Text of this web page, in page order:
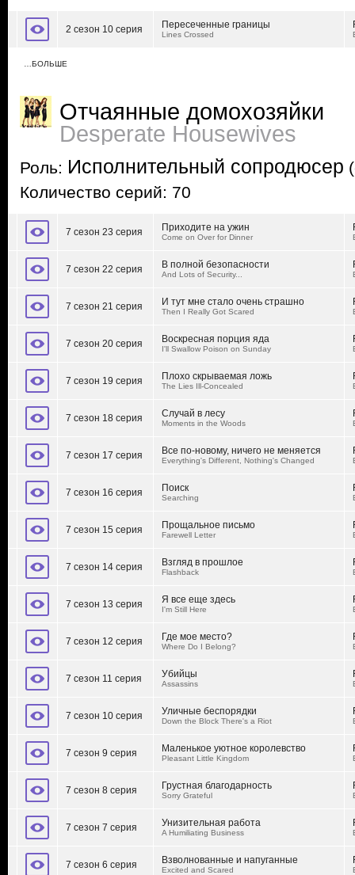
2 сезон 10 серия Пересеченные границы
Lines Crossed
…БОЛЬШЕ
Отчаянные домохозяйки
Desperate Housewives
Роль: Исполнительный сопродюсер
Количество серий: 70
7 сезон 23 серия Приходите на ужин
Come on Over for Dinner
7 сезон 22 серия В полной безопасности
And Lots of Security...
7 сезон 21 серия И тут мне стало очень страшно
Then I Really Got Scared
7 сезон 20 серия Воскресная порция яда
I'll Swallow Poison on Sunday
7 сезон 19 серия Плохо скрываемая ложь
The Lies Ill-Concealed
7 сезон 18 серия Случай в лесу
Moments in the Woods
7 сезон 17 серия Все по-новому, ничего не меняется
Everything's Different, Nothing's Changed
7 сезон 16 серия Поиск
Searching
7 сезон 15 серия Прощальное письмо
Farewell Letter
7 сезон 14 серия Взгляд в прошлое
Flashback
7 сезон 13 серия Я все еще здесь
I'm Still Here
7 сезон 12 серия Где мое место?
Where Do I Belong?
7 сезон 11 серия Убийцы
Assassins
7 сезон 10 серия Уличные беспорядки
Down the Block There's a Riot
7 сезон 9 серия Маленькое уютное королевство
Pleasant Little Kingdom
7 сезон 8 серия Грустная благодарность
Sorry Grateful
7 сезон 7 серия Унизительная работа
A Humiliating Business
7 сезон 6 серия Взволнованные и напуганные
Excited and Scared